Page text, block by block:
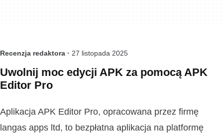
Recenzja redaktora · 27 listopada 2025
Uwolnij moc edycji APK za pomocą APK
Editor Pro
Aplikacja APK Editor Pro, opracowana przez firmę
langas apps ltd, to bezpłatna aplikacja na platformę